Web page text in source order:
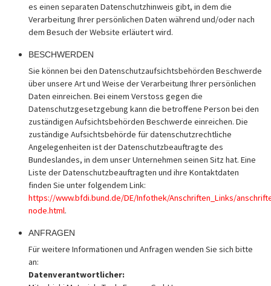
es einen separaten Datenschutzhinweis gibt, in dem die
Verarbeitung Ihrer persönlichen Daten während und/oder nach
dem Besuch der Website erläutert wird.
BESCHWERDEN
Sie können bei den Datenschutzaufsichtsbehörden Beschwerde
über unsere Art und Weise der Verarbeitung Ihrer persönlichen
Daten einreichen. Bei einem Verstoss gegen die
Datenschutzgesetzgebung kann die betroffene Person bei den
zuständigen Aufsichtsbehörden Beschwerde einreichen. Die
zuständige Aufsichtsbehörde für datenschutzrechtliche
Angelegenheiten ist der Datenschutzbeauftragte des
Bundeslandes, in dem unser Unternehmen seinen Sitz hat. Eine
Liste der Datenschutzbeauftragten und ihre Kontaktdaten
finden Sie unter folgendem Link:
https://www.bfdi.bund.de/DE/Infothek/Anschriften_Links/
node.html.
ANFRAGEN
Für weitere Informationen und Anfragen wenden Sie sich bitte
an:
Datenverantwortlicher: